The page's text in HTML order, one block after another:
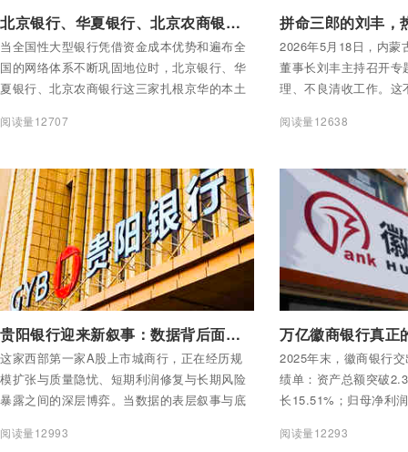
北京银行、华夏银行、北京农商银行的差异化生存法则
当全国性大型银行凭借资金成本优势和遍布全
国的网络体系不断巩固地位时，北京银行、华
夏银行、北京农商银行这三家扎根京华的本土
不急于在“大而全”的赛道上与大型银行正面较
绕各自禀赋，在首都金融版图上找到了不可替
代的生态位：科技金融的深度陪跑、同业生态
的开放共生、普惠养老的温情触达。
阅读量12707
2026年5月18日，内蒙
董事长刘丰主持召开专
理、不良清收工作。
产清收召开的专题会
月，从年度部署到直
调度到一季度经营分
同一个核心命题：不
阅读量12638
贵阳银行迎来新叙事：数据背后面临的更多挑战
这家西部第一家A股上市城商行，正在经历规
模扩张与质量隐忧、短期利润修复与长期风险
暴露之间的深层博弈。当数据的表层叙事与底
行真实的经营图景究竟如何？风控能力是否足
阅读量12993
2025年末，徽商银行
绩单：资产总额突破
长15.51%；归母净利
制在1%以内。同年，
阅读量12293